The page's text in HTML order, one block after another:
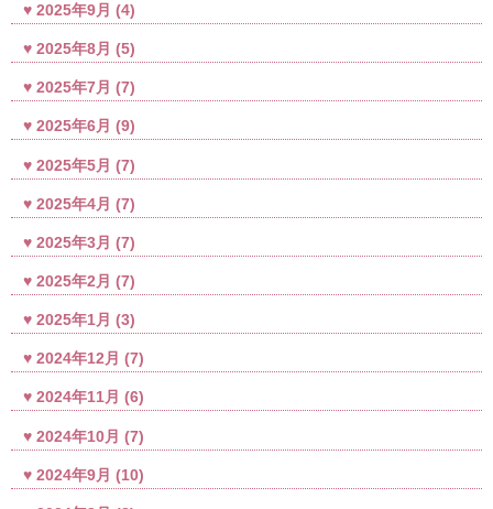
2025年9月 (4)
2025年8月 (5)
2025年7月 (7)
2025年6月 (9)
2025年5月 (7)
2025年4月 (7)
2025年3月 (7)
2025年2月 (7)
2025年1月 (3)
2024年12月 (7)
2024年11月 (6)
2024年10月 (7)
2024年9月 (10)